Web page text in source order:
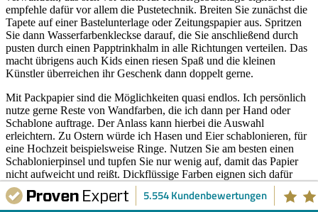
empfehle dafür vor allem die Pustetechnik. Breiten Sie zunächst die
Tapete auf einer Bastelunterlage oder Zeitungspapier aus. Spritzen
Sie dann Wasserfarbenkleckse darauf, die Sie anschließend durch
pusten durch einen Papptrinkhalm in alle Richtungen verteilen. Das
macht übrigens auch Kids einen riesen Spaß und die kleinen
Künstler überreichen ihr Geschenk dann doppelt gerne.
Mit Packpapier sind die Möglichkeiten quasi endlos. Ich persönlich
nutze gerne Reste von Wandfarben, die ich dann per Hand oder
Schablone auftrage. Der Anlass kann hierbei die Auswahl
erleichtern. Zu Ostern würde ich Hasen und Eier schablonieren, für
eine Hochzeit beispielsweise Ringe. Nutzen Sie am besten einen
Schablonierpinsel und tupfen Sie nur wenig auf, damit das Papier
nicht aufweicht und reißt. Dickflüssige Farben eignen sich dafür
generell besser.
5.554 Kundenbewertungen